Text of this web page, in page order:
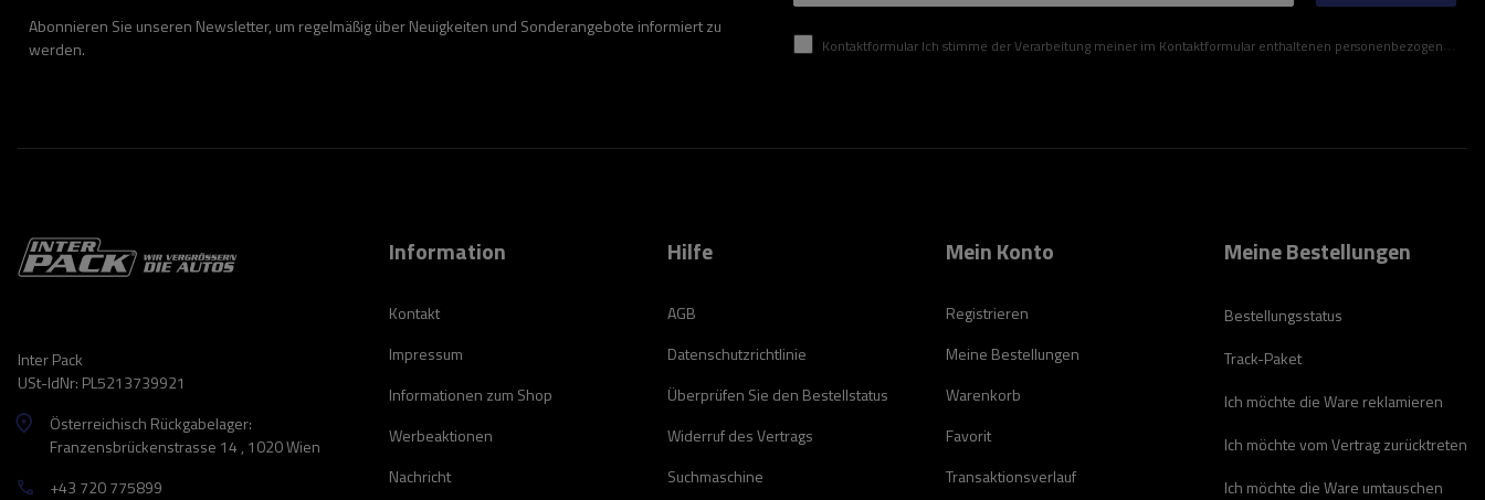
Abonnieren Sie unseren Newsletter, um regelmäßig über Neuigkeiten und Sonderangebote informiert zu
werden.
Kontaktformular Ich stimme der Verarbeitung meiner im Kontaktformular enthaltenen personenbezogenen Daten gemäß der Verordnung (EU) des Europäischen Parlaments und des Rates zu.
Inter Pack
USt-IdNr: PL5213739921
Österreichisch Rückgabelager:
Franzensbrückenstrasse 14 , 1020 Wien
+43 720 775899
Information
Kontakt
Impressum
Informationen zum Shop
Werbeaktionen
Nachricht
Hilfe
AGB
Datenschutzrichtlinie
Überprüfen Sie den Bestellstatus
Widerruf des Vertrags
Suchmaschine
Mein Konto
Registrieren
Meine Bestellungen
Warenkorb
Favorit
Transaktionsverlauf
Meine Bestellungen
Bestellungsstatus
Track-Paket
Ich möchte die Ware reklamieren
Ich möchte vom Vertrag zurücktreten
Ich möchte die Ware umtauschen